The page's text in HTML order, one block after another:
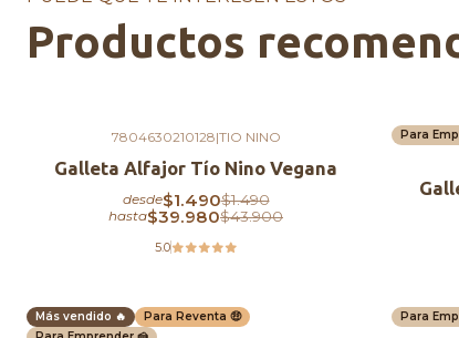
Productos
7804630210128|TIO NINO
Galleta Alfajor Tío Nino Vegana
desde$1.490$1.490
hasta$39.980$43.900
5.0
Para
-10%OFF
Más vendido 🔥
Para Reventa 🤑
Para